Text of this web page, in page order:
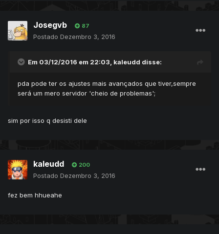
Josegvb 87
Postado Dezembro 3, 2016
Em 03/12/2016 em 22:03, kaleudd disse:
pda pode ter os ajustes mais avançados que tiver,sempre
será um mero servidor 'cheio de problemas';
sim por isso q desisti dele
kaleudd 200
Postado Dezembro 3, 2016
fez bem hhueahe